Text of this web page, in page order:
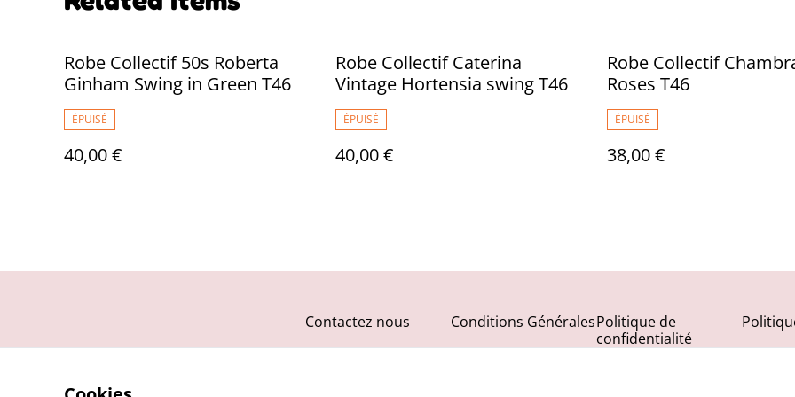
Robe Collectif 50s Roberta
Ginham Swing in Green T46
ÉPUISÉ
40,00 €
Robe Collectif Caterina
Vintage Hortensia swing T46
ÉPUISÉ
40,00 €
Robe Collectif
Roses T46
ÉPUISÉ
38,00 €
Contactez nous Conditions GénéralesPolitique de
confidentialité